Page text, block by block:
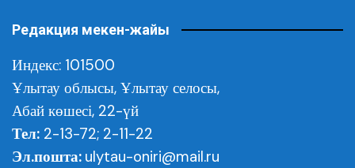
Редакция мекен-жайы
Индекс: 101500
Ұлытау облысы, Ұлытау селосы,
Абай көшесі, 22-үй
Тел: 2-13-72; 2-11-22
Эл.пошта: ulytau-oniri@mail.ru